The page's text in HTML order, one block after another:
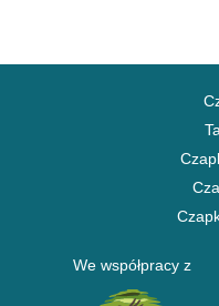
We współpracy z